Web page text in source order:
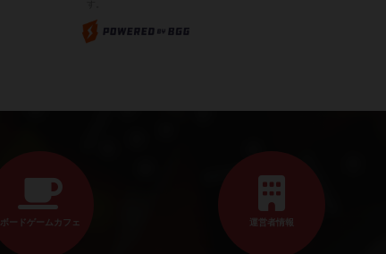
ボードゲームカフェ 運営者情報